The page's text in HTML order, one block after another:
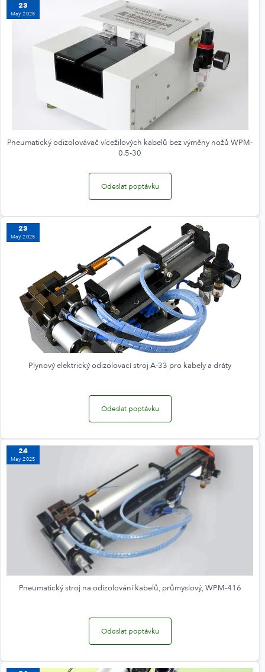
23
May 2025
Pneumatický odizolovávač vícežilových kabelů bez výměny nožů WPM-
0.5-30
Odeslat poptávku
23
May 2025
Plynový elektrický odizolovací stroj A-33 pro kabely a dráty
Odeslat poptávku
24
May 2025
Pneumatický stroj na odizolování kabelů, průmyslový, WPM-416
Odeslat poptávku